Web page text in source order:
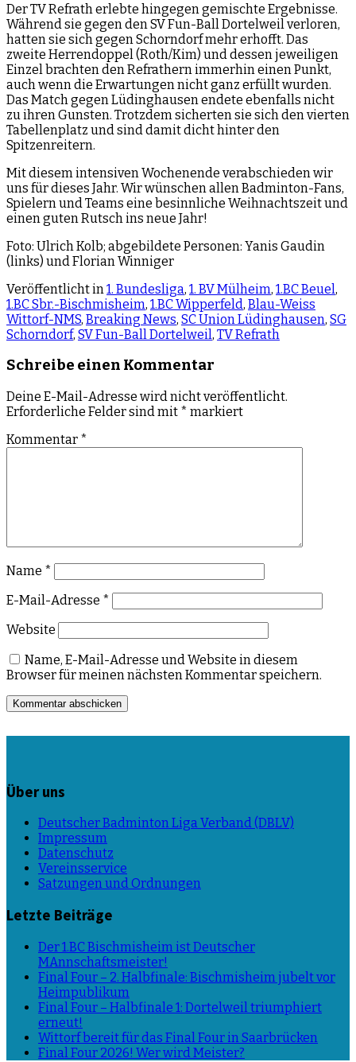
Der TV Refrath erlebte hingegen gemischte Ergebnisse.
Während sie gegen den SV Fun-Ball Dortelweil verloren,
hatten sie sich gegen Schorndorf mehr erhofft. Das
zweite Herrendoppel (Roth/Kim) und dessen jeweiligen
Einzel brachten den Refrathern immerhin einen Punkt,
auch wenn die Erwartungen nicht ganz erfüllt wurden.
Das Match gegen Lüdinghausen endete ebenfalls nicht
zu ihren Gunsten. Trotzdem sicherten sie sich den vierten
Tabellenplatz und sind damit dicht hinter den
Spitzenreitern.
Mit diesem intensiven Wochenende verabschieden wir
uns für dieses Jahr. Wir wünschen allen Badminton-Fans,
Spielern und Teams eine besinnliche Weihnachtszeit und
einen guten Rutsch ins neue Jahr!
Foto: Ulrich Kolb; abgebildete Personen: Yanis Gaudin
(links) und Florian Winniger
Veröffentlicht in 1. Bundesliga, 1. BV Mülheim, 1.BC Beuel,
1.BC Sbr.-Bischmisheim, 1.BC Wipperfeld, Blau-Weiss
Wittorf-NMS, Breaking News, SC Union Lüdinghausen, SG
Schorndorf, SV Fun-Ball Dortelweil, TV Refrath
Schreibe einen Kommentar
Deine E-Mail-Adresse wird nicht veröffentlicht.
Erforderliche Felder sind mit * markiert
Kommentar *
Name *
E-Mail-Adresse *
Website
Name, E-Mail-Adresse und Website in diesem
Browser für meinen nächsten Kommentar speichern.
Über uns
Deutscher Badminton Liga Verband (DBLV)
Impressum
Datenschutz
Vereinsservice
Satzungen und Ordnungen
Letzte Beiträge
Der 1.BC Bischmisheim ist Deutscher
MAnnschaftsmeister!
Final Four – 2. Halbfinale: Bischmisheim jubelt vor
Heimpublikum
Final Four – Halbfinale 1: Dortelweil triumphiert
erneut!
Wittorf bereit für das Final Four in Saarbrücken
Final Four 2026! Wer wird Meister?